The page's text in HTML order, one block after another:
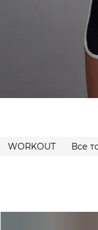
WORKOUT Все